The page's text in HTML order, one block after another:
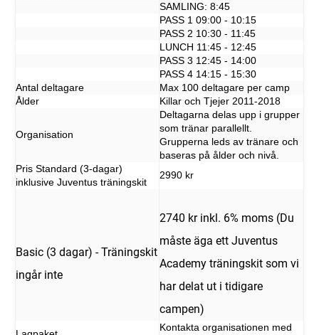
SAMLING: 8:45
PASS 1 09:00 - 10:15
PASS 2 10:30 - 11:45
LUNCH 11:45 - 12:45
PASS 3 12:45 - 14:00
PASS 4 14:15 - 15:30
Antal deltagare
Max 100 deltagare per camp
Ålder
Killar och Tjejer 2011-2018
Organisation
Deltagarna delas upp i grupper
som tränar parallellt.
Grupperna leds av tränare och
baseras på ålder och nivå.
Pris Standard (3-dagar)
inklusive Juventus träningskit
2990 kr
Basic (3 dagar) - Träningskit
ingår inte
2740 kr inkl. 6% moms (Du
måste äga ett Juventus
Academy träningskit som vi
har delat ut i tidigare
campen)
Kontakta organisationen med